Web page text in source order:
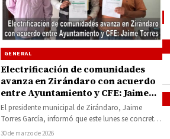
GENERAL
Electrificación de comunidades
avanza en Zirándaro con acuerdo
entre Ayuntamiento y CFE: Jaime
Torres
El presidente municipal de Zirándaro, Jaime
Torres García, informó que este lunes se concretó
la firma de una minuta de…
30 de marzo de 2026